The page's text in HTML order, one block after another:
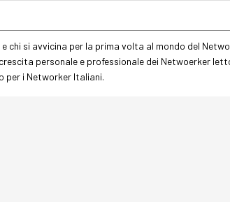
e chi si avvicina per la prima volta al mondo del
personale e professionale dei Netwoerker
per i Networker Italiani.